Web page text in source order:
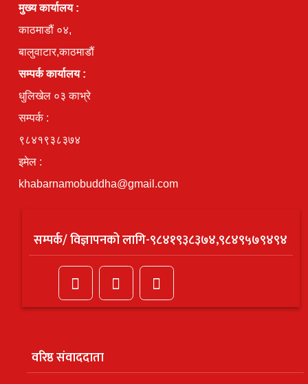
मुख्य कार्यालय :
काठमाडौं ०४,
बालुवाटार,काठमाडौं
सम्पर्क कार्यालय :
धुलिखेल ०३ काभ्रे
सम्पर्क :
९८४१९३८३७४
इमेल :
khabarnamobuddha@gmail.com
सम्पर्क/ विज्ञापनको लागि-९८४१९३८३७४,९८४९५७९४९४
वरिष्ठ संवाददाता